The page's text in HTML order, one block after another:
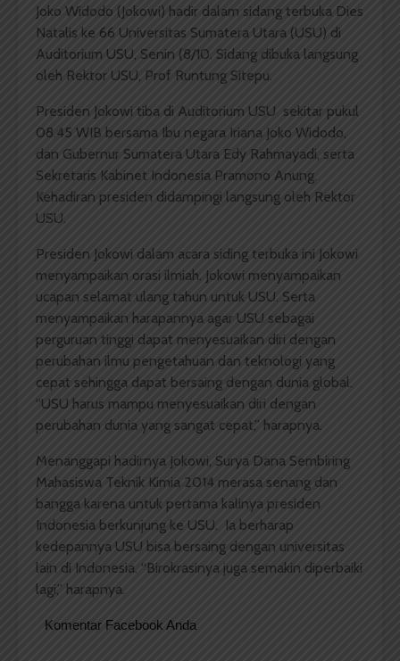
Joko Widodo (Jokowi) hadir dalam sidang terbuka Dies
Natalis ke 66 Universitas Sumatera Utara (USU) di
Auditorium USU, Senin (8/10. Sidang dibuka langsung
oleh Rektor USU, Prof Runtung Sitepu.
Presiden Jokowi tiba di Auditorium USU sekitar pukul
08.45 WIB bersama Ibu negara Iriana Joko Widodo,
dan Gubernur Sumatera Utara Edy Rahmayadi, serta
Sekretaris Kabinet Indonesia Pramono Anung.
Kehadiran presiden didampingi langsung oleh Rektor
USU.
Presiden Jokowi dalam acara siding terbuka ini Jokowi
menyampaikan orasi ilmiah. Jokowi menyampaikan
ucapan selamat ulang tahun untuk USU. Serta
menyampaikan harapannya agar USU sebagai
perguruan tinggi dapat menyesuaikan diri dengan
perubahan ilmu pengetahuan dan teknologi yang
cepat sehingga dapat bersaing dengan dunia global.
“USU harus mampu menyesuaikan diri dengan
perubahan dunia yang sangat cepat,” harapnya.
Menanggapi hadirnya Jokowi, Surya Dana Sembiring
Mahasiswa Teknik Kimia 2014 merasa senang dan
bangga karena untuk pertama kalinya presiden
Indonesia berkunjung ke USU. Ia berharap
kedepannya USU bisa bersaing dengan universitas
lain di Indonesia. “Birokrasinya juga semakin diperbaiki
lagi,” harapnya.
Komentar Facebook Anda